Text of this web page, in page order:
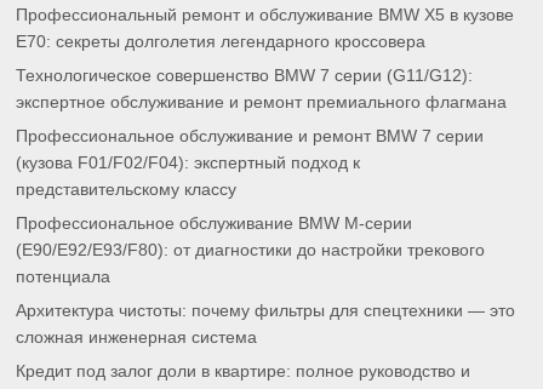
Профессиональный ремонт и обслуживание BMW X5 в кузове
E70: секреты долголетия легендарного кроссовера
Технологическое совершенство BMW 7 серии (G11/G12):
экспертное обслуживание и ремонт премиального флагмана
Профессиональное обслуживание и ремонт BMW 7 серии
(кузова F01/F02/F04): экспертный подход к
представительскому классу
Профессиональное обслуживание BMW M-серии
(E90/E92/E93/F80): от диагностики до настройки трекового
потенциала
Архитектура чистоты: почему фильтры для спецтехники — это
сложная инженерная система
Кредит под залог доли в квартире: полное руководство и